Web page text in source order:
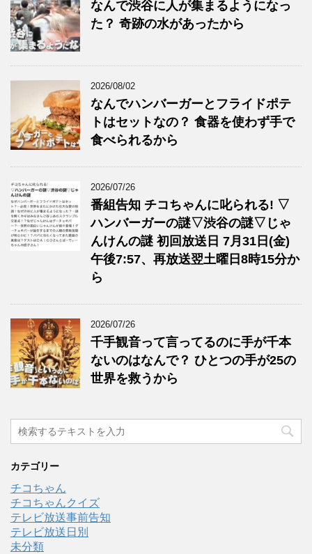
なんで渋谷に人が集まるようになっ
た？ 奇跡の水があったから
2026/08/02
なんでハンバーガーとフライドポテ
トはセットなの？ 食器を使わず手で
食べられるから
2026/07/26
番組告知 チコちゃんに叱られる! ▽
ハンバーガーの謎▽渋谷の謎▽じゃ
んけんの謎 初回放送日 7月31日(金)
午後7:57、再放送翌土曜日8時15分か
ら
2026/07/26
千手観音って言ってるのに手が千本
ないのはなんで？ ひとつの手が25の
世界を救うから
カテゴリー
チコちゃん
チコちゃんクイズ
テレビ放送事前告知
テレビ放送日別
未分類